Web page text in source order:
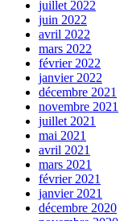
juillet 2022
juin 2022
avril 2022
mars 2022
février 2022
janvier 2022
décembre 2021
novembre 2021
juillet 2021
mai 2021
avril 2021
mars 2021
février 2021
janvier 2021
décembre 2020